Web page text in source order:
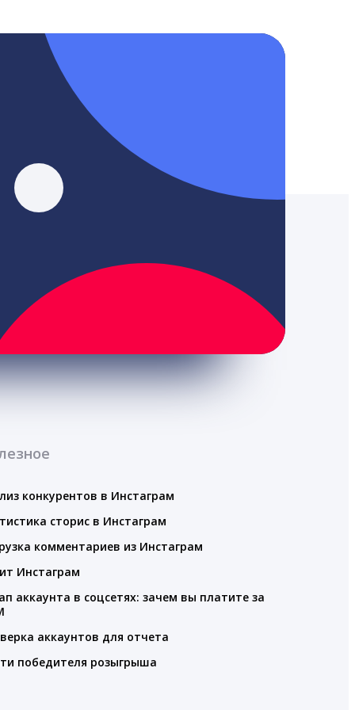
конкурентов в Инстаграм
сторис в Инстаграм
комментариев из Инстаграм
Инстаграм
аккаунта в соцсетях: зачем вы платите за
аккаунтов для отчета
победителя розыгрыша